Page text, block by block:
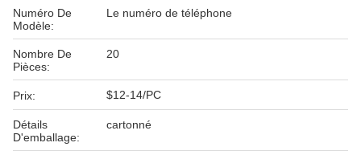
Numéro De
Modèle:
Le numéro de téléphone
Nombre De
Pièces:
20
Prix: $12-14/PC
Détails
D'emballage:
cartonné